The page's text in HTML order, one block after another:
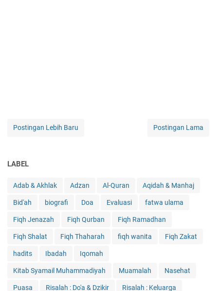
Postingan Lebih Baru Postingan Lama
LABEL
Adab & Akhlak Adzan Al-Quran Aqidah & Manhaj
Bid'ah biografi Doa Evaluasi fatwa ulama
Fiqh Jenazah Fiqh Qurban Fiqh Ramadhan
Fiqh Shalat Fiqh Thaharah fiqh wanita Fiqh Zakat
hadits Ibadah Iqomah
Kitab Syamail Muhammadiyah Muamalah Nasehat
Puasa Risalah : Do'a & Dzikir Risalah : Keluarga